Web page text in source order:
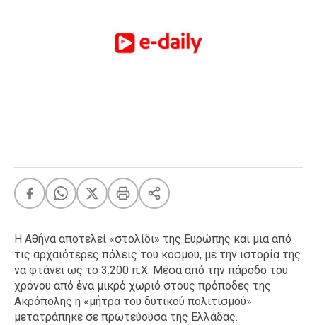
A-List LGBTQI+
LIFE
Food
Body+Mind
Η Αθήνα αποτελεί «στολίδι» της Ευρώπης και μια από
τις αρχαιότερες πόλεις του κόσμου, με την ιστορία της
να φτάνει ως το 3.200 π.Χ. Μέσα από την πάροδο του
χρόνου από ένα μικρό χωριό στους πρόποδες της
Ακρόπολης η «μήτρα του δυτικού πολιτισμού»
μετατράπηκε σε πρωτεύουσα της Ελλάδας.